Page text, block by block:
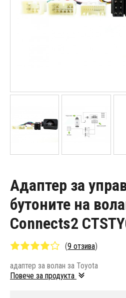
Адаптер за
бутоните на
Connects2
(9 отзива)
адаптер за волан за Toyota
Повече за продукта